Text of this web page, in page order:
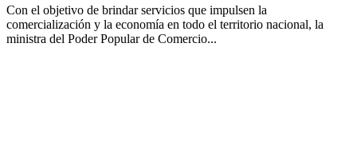
Con el objetivo de brindar servicios que impulsen la
comercialización y la economía en todo el territorio nacional, la
ministra del Poder Popular de Comercio...